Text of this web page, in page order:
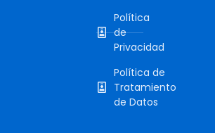
Política
de
Privacidad
Política de
Tratamiento
de Datos